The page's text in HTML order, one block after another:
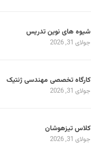
شیوه های نوین تدریس
جولای 31, 2026
کارگاه تخصصی مهندسی ژنتیک
جولای 31, 2026
کلاس تیزهوشان
جولای 31, 2026